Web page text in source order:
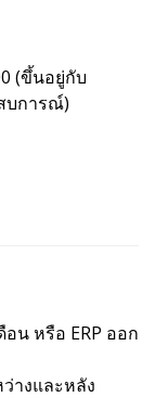
(ขึ้นอยู่กับ
บการณ์)
อน หรือ ERP ออก
างและหลัง